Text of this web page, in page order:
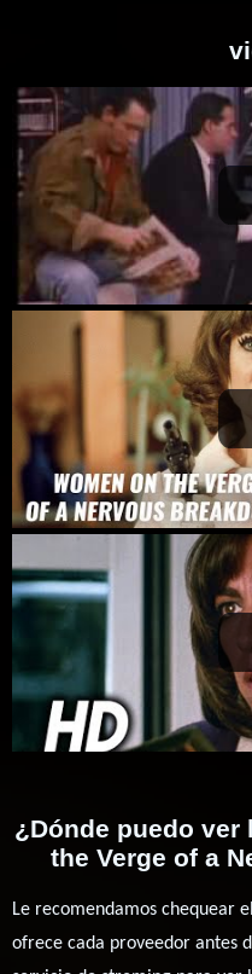
Women on the Verge of
a Nervous Breakdown
Women on the Verge of
a Nervous Breakdown
Women on the Verge of
a Nervous Breakdown
¿Dónde puedo ver
the Verge of a
Le recomendamos chequear
ofrece cada proveedor antes